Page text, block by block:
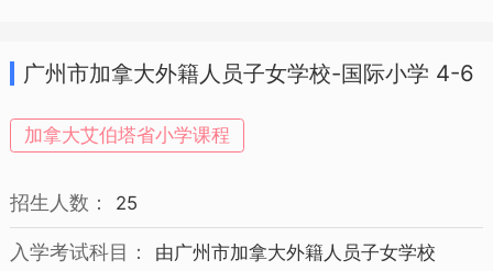
广州市加拿大外籍人员子女学校-国际小学 4-6
加拿大艾伯塔省小学课程
招生人数： 25
入学考试科目： 由广州市加拿大外籍人员子女学校